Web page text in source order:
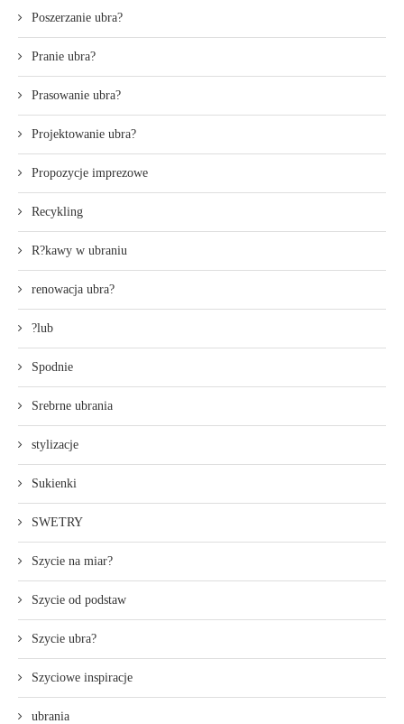
Poszerzanie ubra?
Pranie ubra?
Prasowanie ubra?
Projektowanie ubra?
Propozycje imprezowe
Recykling
R?kawy w ubraniu
renowacja ubra?
?lub
Spodnie
Srebrne ubrania
stylizacje
Sukienki
SWETRY
Szycie na miar?
Szycie od podstaw
Szycie ubra?
Szyciowe inspiracje
ubrania